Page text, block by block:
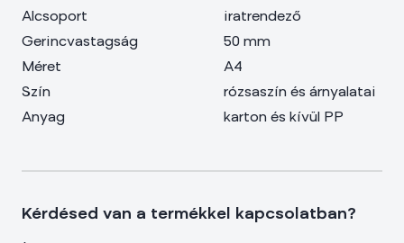
Alcsoport
iratrendező
Gerincvastagság
50 mm
Méret
A4
Szín
rózsaszín és árnyalatai
Anyag
karton és kívül PP
Kérdésed van a termékkel kapcsolatban?